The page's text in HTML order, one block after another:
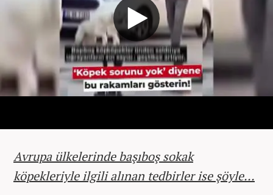
Avrupa ülkelerinde başıboş sokak
köpekleriyle ilgili alınan tedbirler ise şöyle...